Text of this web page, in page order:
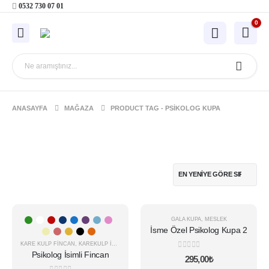
0532 730 07 01
0
ANASAYFA MAĞAZA PRODUCT TAG - PSIKOLOG KUPA
-16%
Bu
ürünün
fazla
KARE KULP FINCAN KAREKULP İSIMLI
Psikolog İsimli Fincan
GALA KUPA, MESLEK
İsme Özel Psikolog Kupa 2
5 üzerinden
295,00₺